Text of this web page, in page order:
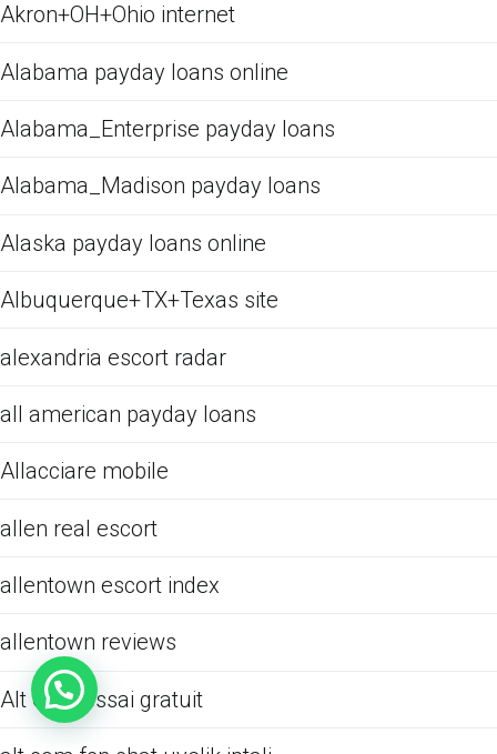
Akron+OH+Ohio internet
Alabama payday loans online
Alabama_Enterprise payday loans
Alabama_Madison payday loans
Alaska payday loans online
Albuquerque+TX+Texas site
alexandria escort radar
all american payday loans
Allacciare mobile
allen real escort
allentown escort index
allentown reviews
Alt Com essai gratuit